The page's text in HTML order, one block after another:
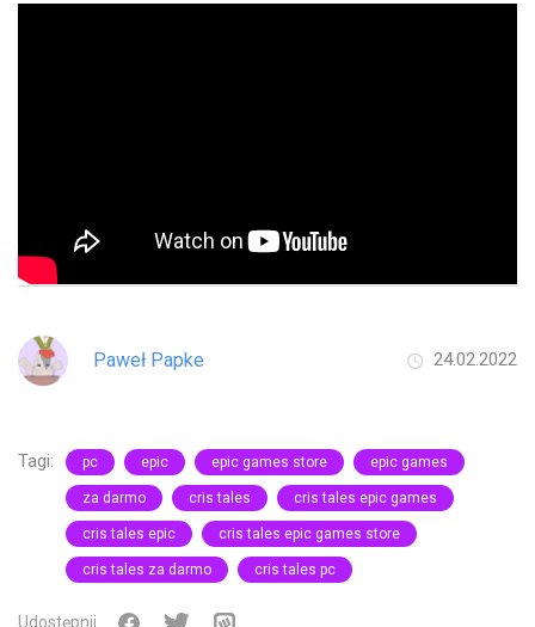
Paweł Papke 24.02.2022
Tagi: pc epic epic games store epic games
za darmo cris tales cris tales epic games
cris tales epic cris tales epic games store
cris tales za darmo cris tales pc
Udostępnij